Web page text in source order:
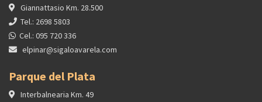
Giannattasio Km. 28.500
Tel.: 2698 5803
Cel.: 095 720 336
elpinar@sigaloavarela.com
Parque del Plata
Interbalnearia Km. 49